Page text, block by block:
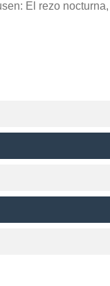
El rezo nocturna,